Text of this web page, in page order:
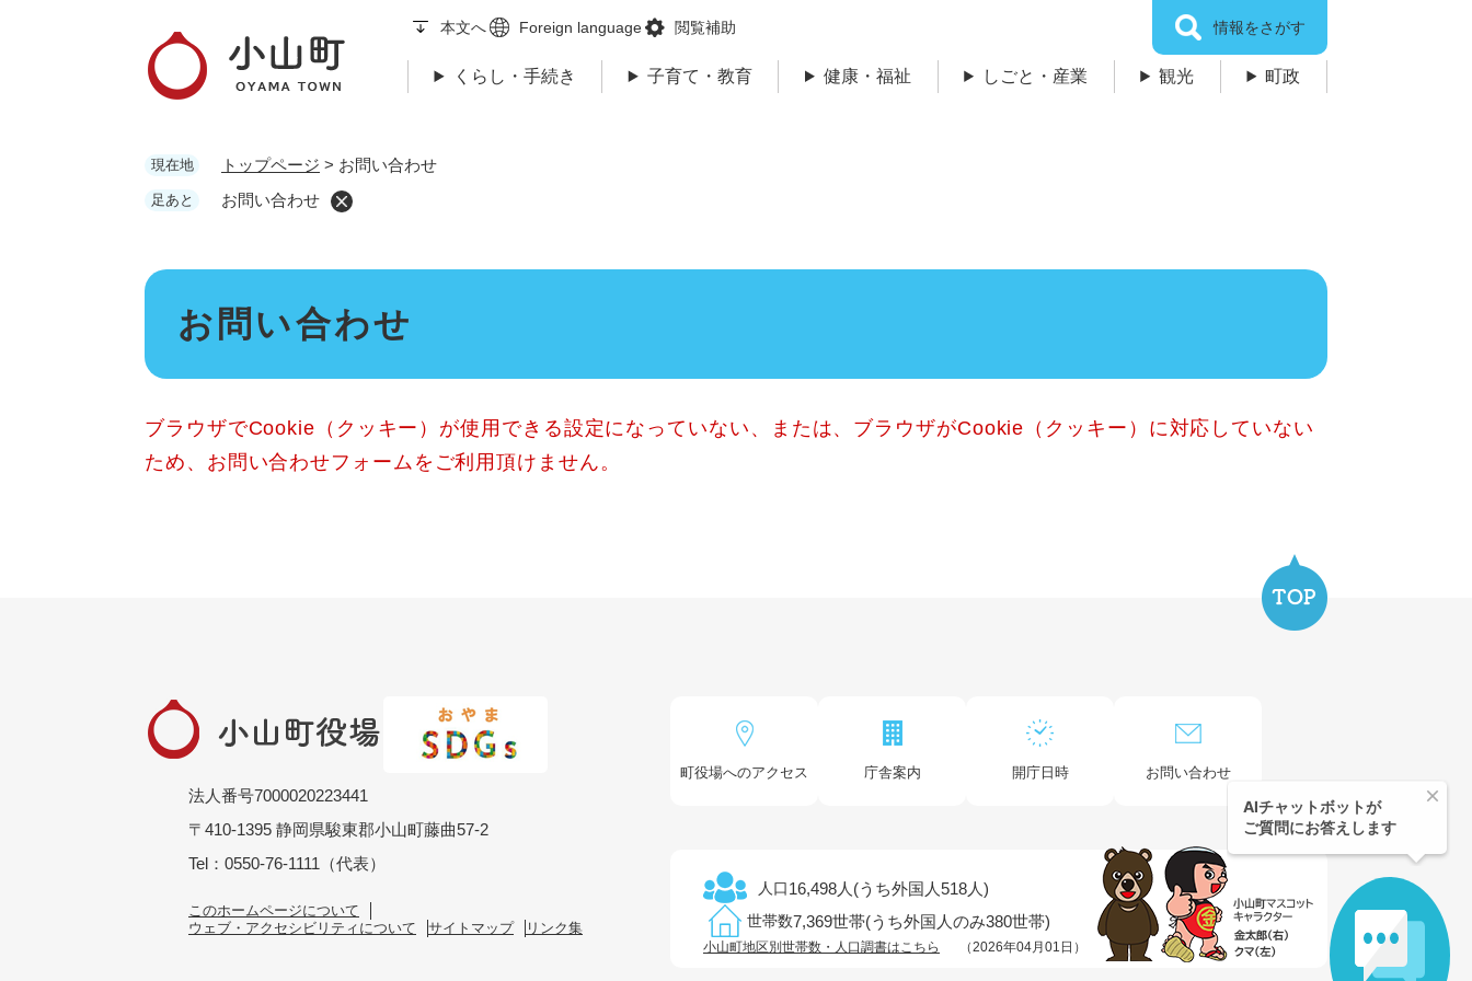
メニューを飛ばして本文へ
本文へ Foreign language 閲覧補助 情報をさがす
くらし・手続き 子育て・教育 健康・福祉 しごと・産業 観光 町政
現在地 トップページ > お問い合わせ
足あと お問い合わせ
本
お問い合わせ
ブラウザでCookie（クッキー）が使用できる設定になっていない、または、ブラウザがCookie（クッキー）に対応していない
ため、お問い合わせフォームをご利用頂けません。
法人番号7000020223441
〒410-1395 静岡県駿東郡小山町藤曲57-2
Tel：0550-76-1111（代表）
このホームページについて
ウェブ・アクセシビリティについて
サイトマップ リンク集
町役場へのアクセス 庁舎案内 開庁日時 お問い合わせ
人口16,498人(うち外国人518人)
世帯数7,369世帯(うち外国人のみ380世帯)
小山町地区別世帯数・人口調書はこちら （2026年04月01日）